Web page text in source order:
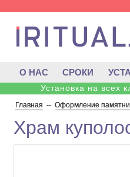
О НАС СРОКИ
Установка на всех
Главная -- Оформление
Храм